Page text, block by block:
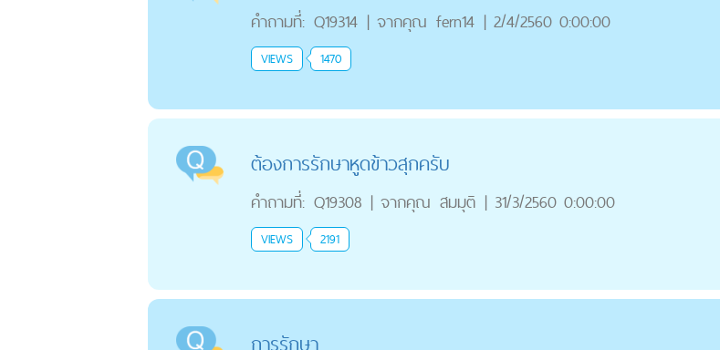
คำถามที่: Q19314 | จากคุณ fern14 | 2/4/2560 0:00:00
VIEWS 1470
ต้องการรักษาหูดข้าวสุกครับ
คำถามที่: Q19308 | จากคุณ สมมุติ | 31/3/2560 0:00:00
VIEWS 2191